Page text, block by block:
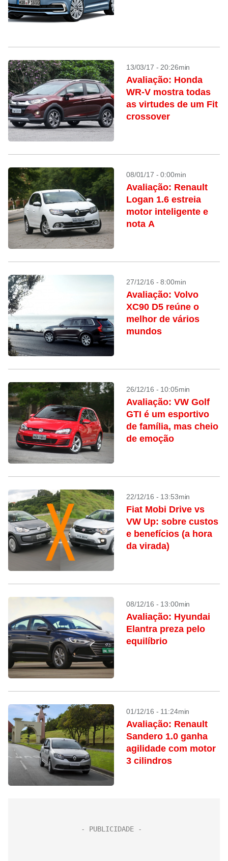
13/03/17 - 20:26min
Avaliação: Honda
WR-V mostra todas
as virtudes de um Fit
crossover
08/01/17 - 0:00min
Avaliação: Renault
Logan 1.6 estreia
motor inteligente e
nota A
27/12/16 - 8:00min
Avaliação: Volvo
XC90 D5 reúne o
melhor de vários
mundos
26/12/16 - 10:05min
Avaliação: VW Golf
GTI é um esportivo
de família, mas cheio
de emoção
22/12/16 - 13:53min
Fiat Mobi Drive vs
VW Up: sobre custos
e benefícios (a hora
da virada)
08/12/16 - 13:00min
Avaliação: Hyundai
Elantra preza pelo
equilíbrio
01/12/16 - 11:24min
Avaliação: Renault
Sandero 1.0 ganha
agilidade com motor
3 cilindros